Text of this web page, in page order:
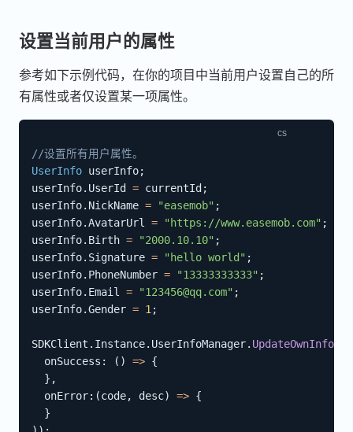
设置当前用户的属性
参考如下示例代码，在你的项目中当前用户设置自己的所
有属性或者仅设置某一项属性。
//设置所有用户属性。
UserInfo userInfo;
userInfo. UserId = currentId ;
userInfo. NickName = "easemob" ;
userInfo.AvatarUrl = "https://www.easemob.com" ;
userInfo. Birth = "2000.10.10" ;
userInfo. Signature = "hello world" ;
userInfo. PhoneNumber = "13333333333" ;
userInfo. Email = "123456@qq.com" ;
userInfo.Gender = 1 ;
SDKClient . Instance. UserInfoManager. UpdateOwnInfo
onSuccess : ( ) => {
} ,
onError: (code, desc) => {
}